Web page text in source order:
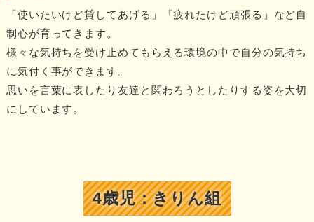
「使いたいけど貸してあげる」「疲れたけど頑張る」など自
制心が育ってきます。
様々な気持ちを受け止めてもらえる環境の中で自分の気持ち
に気付く事ができます。
思いを言葉に表したり友達と関わろうとしたりする姿を大切
にしています。
4歳児：きりん組